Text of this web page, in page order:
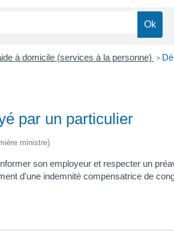
à domicile (services à la personne) >
par un particulier
ministre)
son employeur et respecter un
d'une indemnité compensatrice de